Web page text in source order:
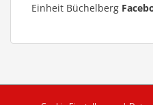
Einheit Büchelberg